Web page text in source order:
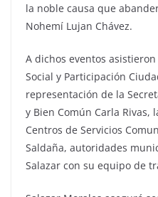
la noble causa que
Nohemí Lujan Chávez.
A dichos eventos
Social y Participación
representación de la
y Bien Común Carla
Centros de Servicios
Saldaña, autoridades
Salazar con su equipo de